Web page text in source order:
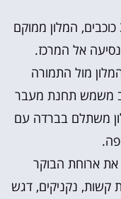
ברחוב Lage Mosten תמצאו מלון 3 כוכבים, המלון ממוקם
אל המרכז.
מול התמורה
משמש תחנת מעבר
משתלם בברדה עם
את ארוחת הבוקר
קשות, נקניקים, דגש